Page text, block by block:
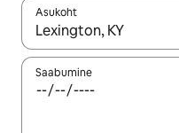
Asukoht
Kui tulemused on
Saabumine